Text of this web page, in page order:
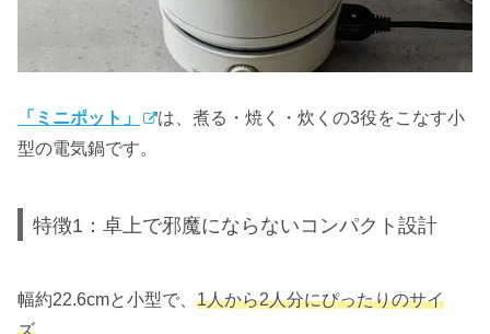
「ミニポット」
は、煮る・焼く・炊くの3役をこなす小
型の電気鍋です。
特徴1：卓上で邪魔にならないコンパクト設計
幅約22.6cmと小型で、 1人から2人分にぴったりのサイ